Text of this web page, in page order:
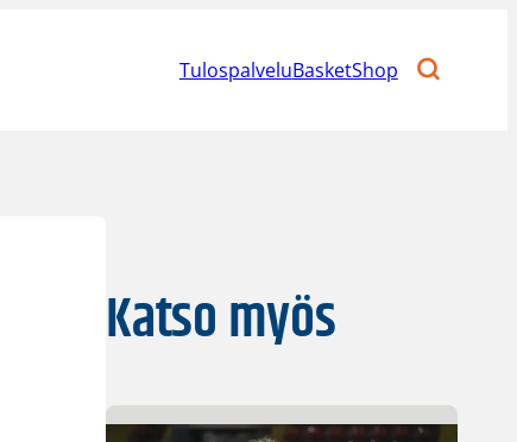
TulospalveluBasketShop
Katso myös